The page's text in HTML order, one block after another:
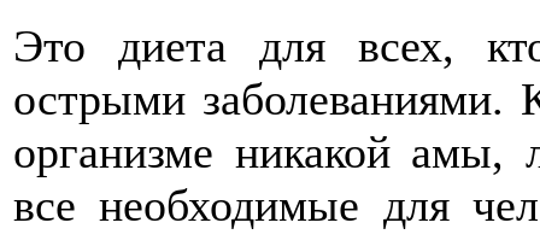
Это диета для всех,
острыми заболеваниями.
организме никакой амы,
все необходимые для